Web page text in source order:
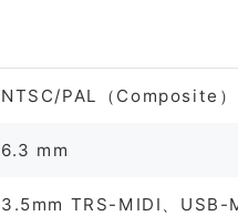
NTSC/PAL（Composite
6.3 mm
3.5mm TRS-MIDI、USB-